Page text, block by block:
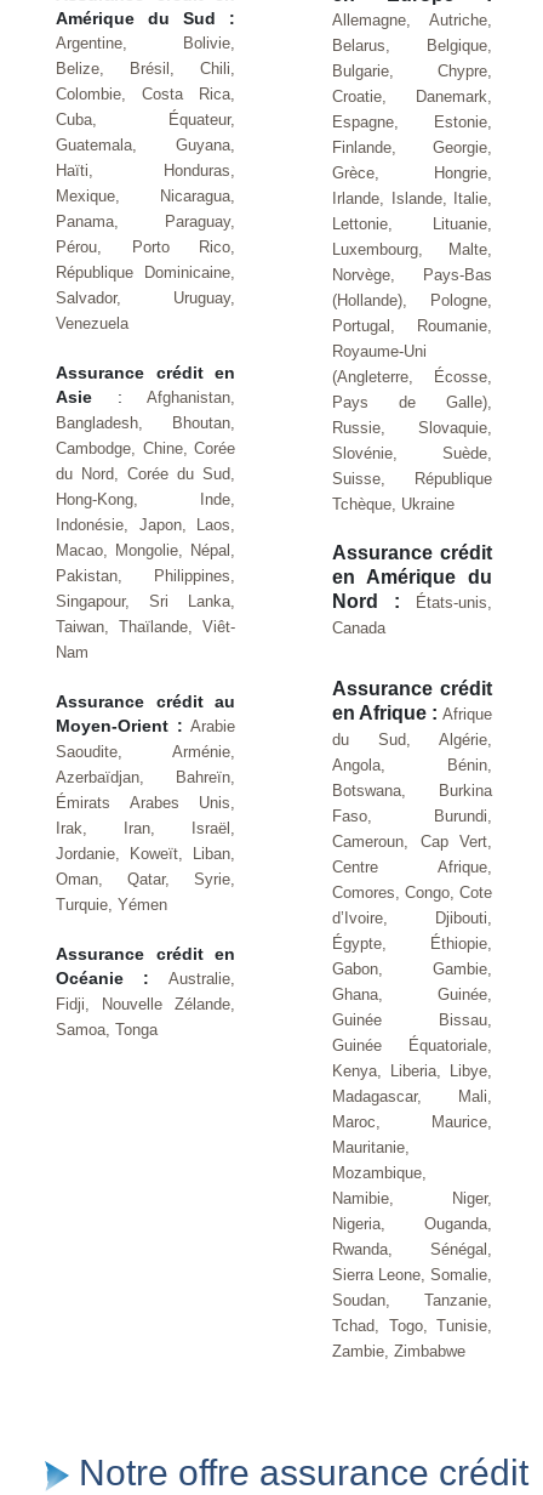
Allemagne, Autriche,
Belarus, Belgique,
Bulgarie, Chypre,
Croatie, Danemark,
Espagne, Estonie,
Finlande, Georgie,
Grèce, Hongrie,
Irlande, Islande, Italie,
Lettonie, Lituanie,
Luxembourg, Malte,
Norvège, Pays-Bas
(Hollande), Pologne,
Portugal, Roumanie,
Royaume-Uni
(Angleterre, Écosse,
Pays de Galle),
Russie, Slovaquie,
Slovénie, Suède,
Suisse, République
Tchèque, Ukraine
Assurance crédit
en Amérique du
Nord :
États-unis,
Canada
Assurance crédit
en Afrique : Afrique
du Sud, Algérie,
Angola, Bénin,
Botswana, Burkina
Faso, Burundi,
Cameroun, Cap Vert,
Centre Afrique,
Comores, Congo, Cote
d’Ivoire, Djibouti,
Égypte, Éthiopie,
Gabon, Gambie,
Ghana, Guinée,
Guinée Bissau,
Guinée Équatoriale,
Kenya, Liberia, Libye,
Madagascar, Mali,
Maroc, Maurice,
Mauritanie,
Mozambique,
Namibie, Niger,
Nigeria, Ouganda,
Rwanda, Sénégal,
Sierra Leone, Somalie,
Soudan, Tanzanie,
Tchad, Togo, Tunisie,
Zambie, Zimbabwe
Amérique du Sud :
Argentine, Bolivie,
Belize, Brésil, Chili,
Colombie, Costa Rica,
Cuba, Équateur,
Guatemala, Guyana,
Haïti, Honduras,
Mexique, Nicaragua,
Panama, Paraguay,
Pérou, Porto Rico,
République Dominicaine,
Salvador, Uruguay,
Venezuela
Assurance crédit en
Asie : Afghanistan,
Bangladesh, Bhoutan,
Cambodge, Chine, Corée
du Nord, Corée du Sud,
Hong-Kong, Inde,
Indonésie, Japon, Laos,
Macao, Mongolie, Népal,
Pakistan, Philippines,
Singapour, Sri Lanka,
Taiwan, Thaïlande, Viêt-
Nam
Assurance crédit au
Moyen-Orient : Arabie
Saoudite, Arménie,
Azerbaïdjan, Bahreïn,
Émirats Arabes Unis,
Irak, Iran, Israël,
Jordanie, Koweït, Liban,
Oman, Qatar, Syrie,
Turquie, Yémen
Assurance crédit en
Océanie : Australie,
Fidji, Nouvelle Zélande,
Samoa, Tonga
Notre offre assurance crédit